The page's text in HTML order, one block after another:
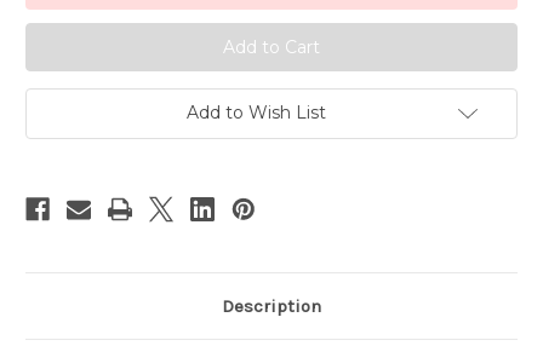
学
人
生
设
计
课：
如
何
实
且
生
学
人
生
设
计
课：
如
何
生
Add to Wish List
Description